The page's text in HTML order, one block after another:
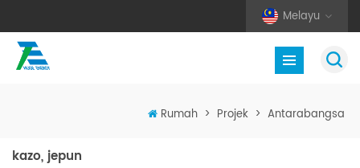
Melayu
Rumah > Projek > Antarabangsa
kazo, jepun